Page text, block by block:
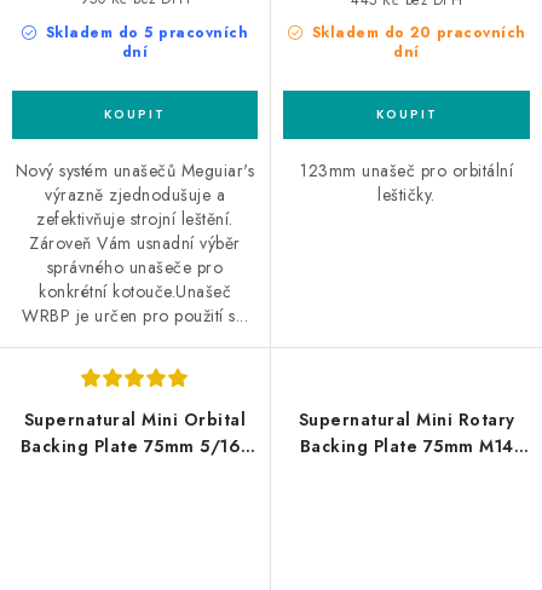
Skladem do 5 pracovních
dní
Nový systém unašečů Meguiar's
výrazně zjednodušuje a
zefektivňuje strojní leštění.
Zároveň Vám usnadní výběr
správného unašeče pro
konkrétní kotouče.Unašeč
WRBP je určen pro použití s...
Skladem do 20 pracovních
dní
123mm unašeč pro orbitální
leštičky.
Supernatural Mini Orbital
Backing Plate 75mm 5/16"
Supernatural Mini Rotary
Backing Plate 75mm M14